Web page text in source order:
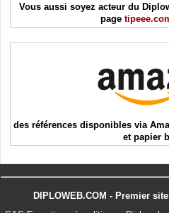
Vous aussi soyez acteur du
page
des références disponibles via
et papier
DIPLOWEB.COM - Premier